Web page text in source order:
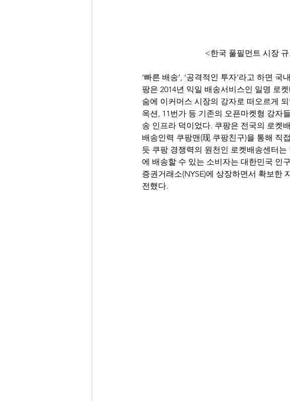
<한국 풀필먼트 시장
‘빠른 배송’, ‘공격적인 투자’라고 하면
팡은 2014년 익일 배송서비스인 일명 로
숨에 이커머스 시장의 강자로 떠오르게
옥션, 11번가 등 기존의 오픈마켓형 강자
송 인프라 덕이었다. 쿠팡은 전국의 로켓
배송인력 쿠팡맨(现 쿠팡친구)을 통해 직
듯 쿠팡 경쟁력의 원천인 로켓배송센터
에 배송할 수 있는 소비자는 대한민국 인
증권거래소(NYSE)에 상장하면서 확보한
전했다.